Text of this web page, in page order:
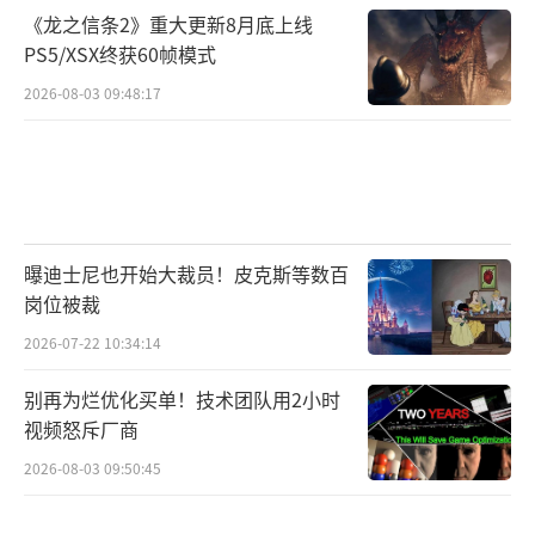
《龙之信条2》重大更新8月底上线
PS5/XSX终获60帧模式
2026-08-03 09:48:17
曝迪士尼也开始大裁员！皮克斯等数百
岗位被裁
2026-07-22 10:34:14
别再为烂优化买单！技术团队用2小时
视频怒斥厂商
2026-08-03 09:50:45